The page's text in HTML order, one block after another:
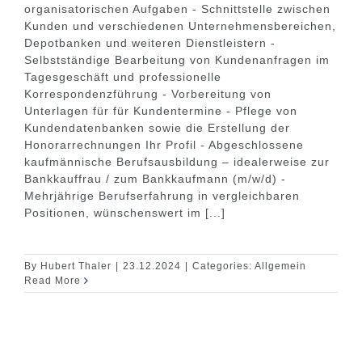
organisatorischen Aufgaben - Schnittstelle zwischen
Kunden und verschiedenen Unternehmensbereichen,
Depotbanken und weiteren Dienstleistern -
Selbstständige Bearbeitung von Kundenanfragen im
Tagesgeschäft und professionelle
Korrespondenzführung - Vorbereitung von
Unterlagen für für Kundentermine - Pflege von
Kundendatenbanken sowie die Erstellung der
Honorarrechnungen Ihr Profil - Abgeschlossene
kaufmännische Berufsausbildung – idealerweise zur
Bankkauffrau / zum Bankkaufmann (m/w/d) -
Mehrjährige Berufserfahrung in vergleichbaren
Positionen, wünschenswert im [...]
By Hubert Thaler 23.12.2024 Categories: Allgemein
Read More